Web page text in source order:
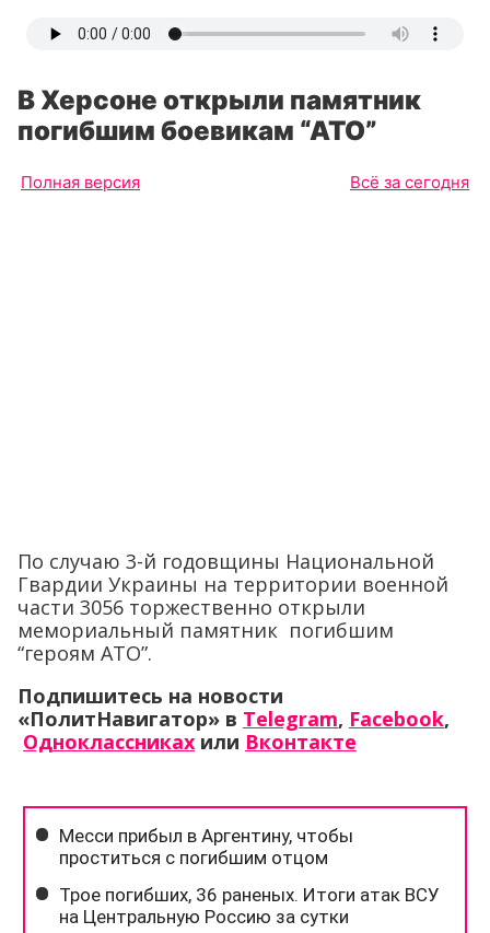
В Херсоне открыли памятник
погибшим боевикам “АТО”
Полная версия Всё за сегодня
По случаю 3-й годовщины Национальной
Гвардии Украины на территории военной
части 3056 торжественно открыли
мемориальный памятник погибшим
“героям АТО”.
Подпишитесь на новости
«ПолитНавигатор» в Telegram, Facebook,
Одноклассниках или Вконтакте